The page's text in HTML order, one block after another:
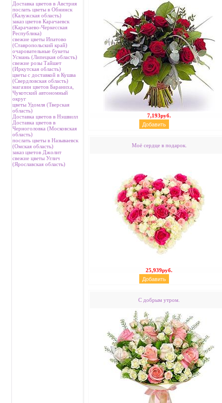
Доставка цветов в Австрия
послать цветы в Обнинск
(Калужская область)
заказ цветов Карачаевск
(Карачаево-Черкесская
Республика)
свежие цветы Ипатово
(Ставропольский край)
очаровательные букеты
Усмань (Липецкая область)
свежие розы Тайшет
(Иркутская область)
цветы с доставкой в Кушва
(Свердловская область)
магазин цветов Бараниха,
Чукотский автономный
округ
цветы Удомля (Тверская
область)
Доставка цветов в Нэшвилл
Доставка цветов в
Черноголовка (Московская
область)
послать цветы в Называевск
(Омская область)
заказ цветов Джолит
свежие цветы Углич
(Ярославская область)
7,193руб.
Моё сердце в подарок.
25,939руб.
С добрым утром.